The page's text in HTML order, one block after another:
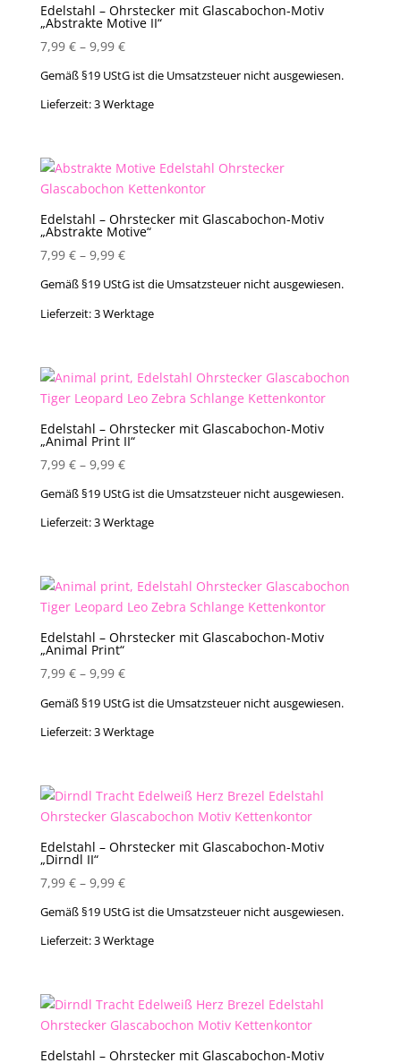
Edelstahl – Ohrstecker mit Glascabochon-Motiv
„Abstrakte Motive II“
7,99 €– 9,99 €
Gemäß §19 UStG ist die Umsatzsteuer nicht ausgewiesen.
Lieferzeit:3 Werktage
Edelstahl – Ohrstecker mit Glascabochon-Motiv
„Abstrakte Motive“
7,99 €– 9,99 €
Gemäß §19 UStG ist die Umsatzsteuer nicht ausgewiesen.
Lieferzeit:3 Werktage
Edelstahl – Ohrstecker mit Glascabochon-Motiv
„Animal Print II“
7,99 €– 9,99 €
Gemäß §19 UStG ist die Umsatzsteuer nicht ausgewiesen.
Lieferzeit:3 Werktage
Edelstahl – Ohrstecker mit Glascabochon-Motiv
„Animal Print“
7,99 €– 9,99 €
Gemäß §19 UStG ist die Umsatzsteuer nicht ausgewiesen.
Lieferzeit:3 Werktage
Edelstahl – Ohrstecker mit Glascabochon-Motiv
„Dirndl II“
7,99 €– 9,99 €
Gemäß §19 UStG ist die Umsatzsteuer nicht ausgewiesen.
Lieferzeit:3 Werktage
Edelstahl – Ohrstecker mit Glascabochon-Motiv